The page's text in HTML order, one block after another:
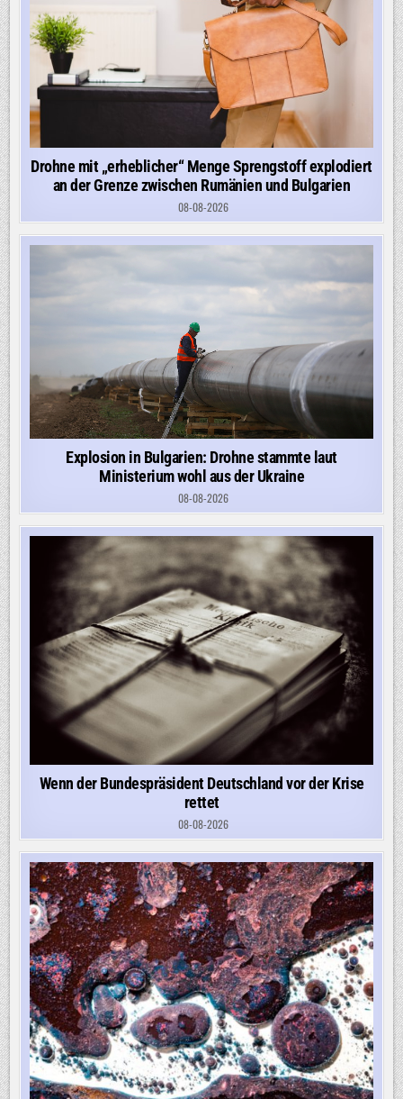
Drohne mit „erheblicher“ Menge Sprengstoff explodiert
an der Grenze zwischen Rumänien und Bulgarien
08-08-2026
Explosion in Bulgarien: Drohne stammte laut
Ministerium wohl aus der Ukraine
08-08-2026
Wenn der Bundespräsident Deutschland vor der Krise
rettet
08-08-2026